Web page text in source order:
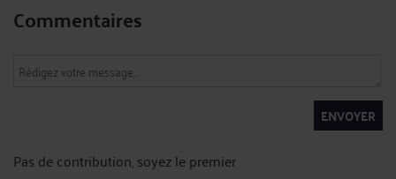
Commentaires
ENVOYER
Pas de contribution, soyez le premier